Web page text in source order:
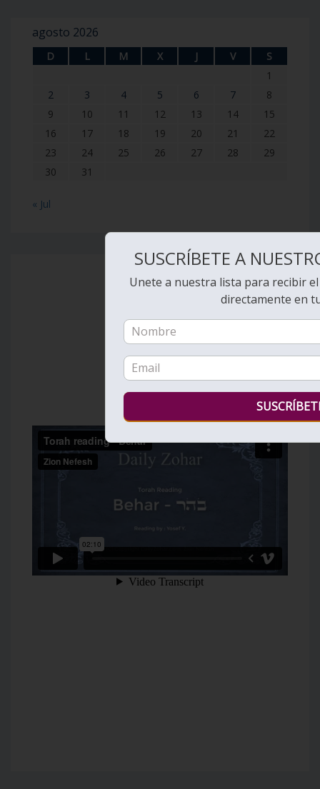
agosto 2026
D L M X J V
S
1
2
3 4 5 6 7
8
9
10 11 12 13 14
15
16
17 18 19 20 21
22
23
24 25 26 27 28
29
30
31
« Jul
SUSCRÍBETE A
Unete a nuestra lista para recibir
directamente en